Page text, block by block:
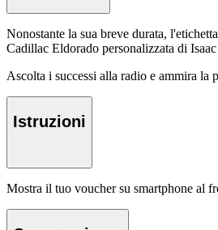
Nonostante la sua breve durata,
Cadillac Eldorado personalizzata di
Ascolta i successi alla radio e ammira la
Istruzioni
Mostra il tuo voucher su smartphone al